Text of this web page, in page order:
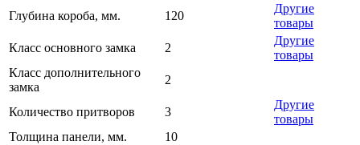
Глубина короба, мм.
120
Другие
товары
Класс основного замка
2
Другие
товары
Класс дополнительного
замка
2
Количество притворов 3
Другие
товары
Толщина панели, мм.
10